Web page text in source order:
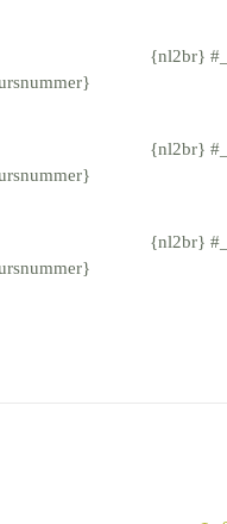
{nl2br}
{nl2br}
{nl2br}